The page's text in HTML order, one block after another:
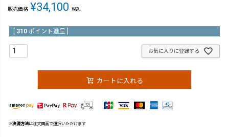
販売価格 ¥34,100 税込
310 ポイント進呈 ]
お気に入りに登録する
カートに入れる
※決済方法は注文画面で選択いただけます